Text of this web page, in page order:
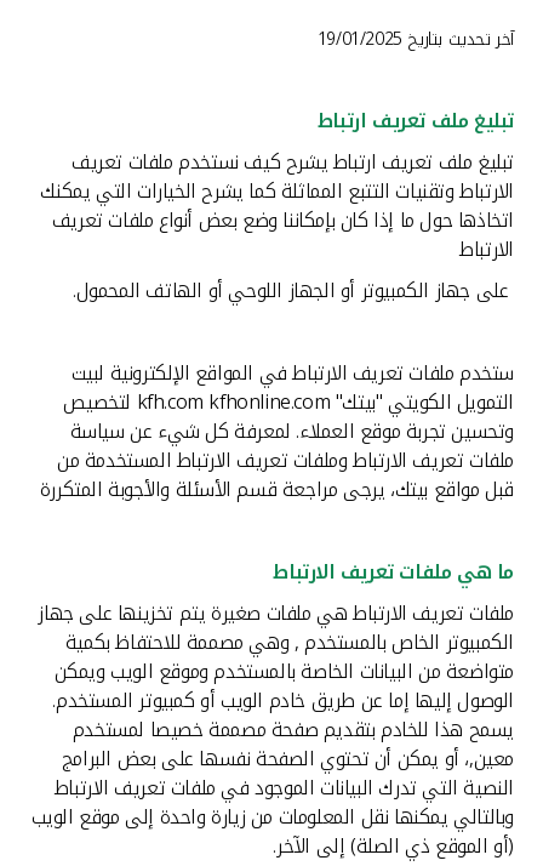
القنوات المصرفية
أدوات وخدمات
خدمات ما بعد البيع
اتصل بنا
ألمانيا
ماليزيا
مصر
المملكة المتحدة
مملكة البحرين
آخر تحديث بتاريخ 19/01/2025
تبليغ ملف تعريف ارتباط
تبليغ ملف تعريف ارتباط يشرح كيف نستخدم ملفات تعريف
الارتباط وتقنيات التتبع المماثلة كما يشرح الخيارات التي يمكنك
اتخاذها حول ما إذا كان بإمكاننا وضع بعض أنواع ملفات تعريف
الارتباط
على جهاز الكمبيوتر أو الجهاز اللوحي أو الهاتف المحمول.
ستخدم ملفات تعريف الارتباط في المواقع الإلكترونية لبيت
التمويل الكويتي "بيتك" kfh.com kfhonline.com لتخصيص
وتحسين تجربة موقع العملاء. لمعرفة كل شيء عن سياسة
ملفات تعريف الارتباط وملفات تعريف الارتباط المستخدمة من
قبل مواقع بيتك، يرجى مراجعة قسم الأسئلة والأجوبة المتكررة
ما هي ملفات تعريف الارتباط
ملفات تعريف الارتباط هي ملفات صغيرة يتم تخزينها على جهاز
الكمبيوتر الخاص بالمستخدم , وهي مصممة للاحتفاظ بكمية
متواضعة من البيانات الخاصة بالمستخدم وموقع الويب ويمكن
الوصول إليها إما عن طريق خادم الويب أو كمبيوتر المستخدم.
يسمح هذا للخادم بتقديم صفحة مصممة خصيصا لمستخدم
معين,، أو يمكن أن تحتوي الصفحة نفسها على بعض البرامج
النصية التي تدرك البيانات الموجود في ملفات تعريف الارتباط
وبالتالي يمكنها نقل المعلومات من زيارة واحدة إلى موقع الويب
(أو الموقع ذي الصلة) إلى الآخر.